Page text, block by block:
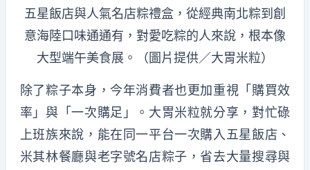
五星飯店與人氣名店粽禮盒，從經典南北粽到創
意海陸口味通通有，對愛吃粽的人來說，根本像
大型端午美食展。（圖片提供／大胃米粒）
除了粽子本身，今年消費者也更加重視「購買效
率」與「一次購足」。大胃米粒就分享，對忙碌
上班族來說，能在同一平台一次購入五星飯店、
米其林餐廳與老字號名店粽子，省去大量搜尋與